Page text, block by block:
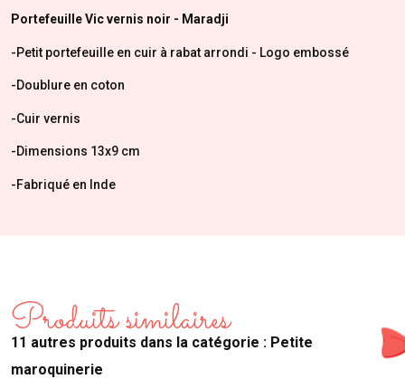
Portefeuille Vic vernis noir - Maradji
-Petit portefeuille en cuir à rabat arrondi - Logo embossé
-Doublure en coton
-Cuir vernis
-Dimensions 13x9 cm
-Fabriqué en Inde
Produits similaires
11 autres produits dans la catégorie : Petite
maroquinerie